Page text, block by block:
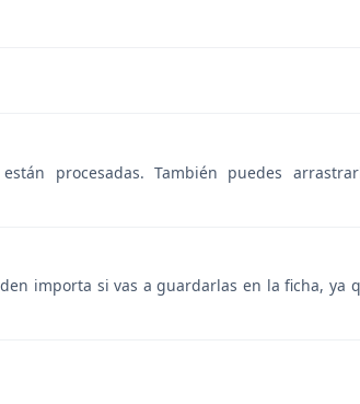
procesadas. También puedes
importa si vas a guardarlas en la ficha, ya